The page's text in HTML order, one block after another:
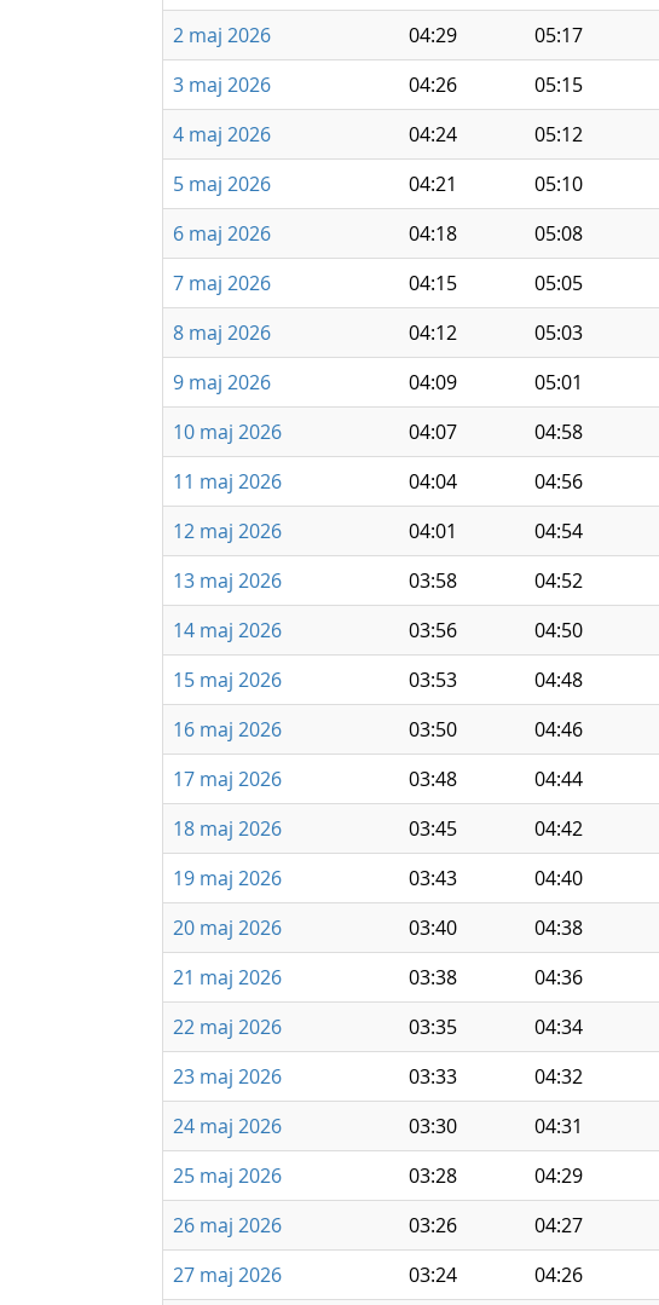
2 maj 2026
04:29 05:17
3 maj 2026
04:26 05:15
4 maj 2026
04:24 05:12
5 maj 2026
04:21 05:10
6 maj 2026
04:18 05:08
7 maj 2026
04:15 05:05
8 maj 2026
04:12 05:03
9 maj 2026
04:09 05:01
10 maj 2026
04:07 04:58
11 maj 2026
04:04 04:56
12 maj 2026
04:01 04:54
13 maj 2026
03:58 04:52
14 maj 2026
03:56 04:50
15 maj 2026
03:53 04:48
16 maj 2026
03:50 04:46
17 maj 2026
03:48 04:44
18 maj 2026
03:45 04:42
19 maj 2026
03:43 04:40
20 maj 2026
03:40 04:38
21 maj 2026
03:38 04:36
22 maj 2026
03:35 04:34
23 maj 2026
03:33 04:32
24 maj 2026
03:30 04:31
25 maj 2026
03:28 04:29
26 maj 2026
03:26 04:27
27 maj 2026
03:24 04:26